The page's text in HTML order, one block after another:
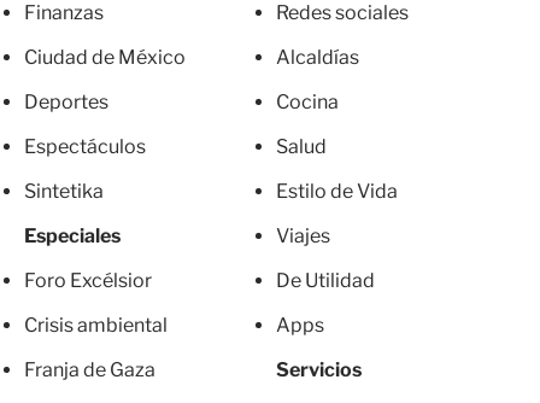
Finanzas
Ciudad de México
Deportes
Espectáculos
Sintetika
Especiales
Foro Excélsior
Crisis ambiental
Franja de Gaza
Redes sociales
Alcaldías
Cocina
Salud
Estilo de Vida
Viajes
De Utilidad
Apps
Servicios